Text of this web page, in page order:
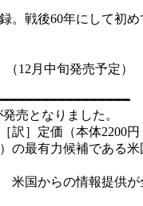
。戦後60年にして初
12月中旬発売予定）
発売となりました。
訳］定価（本体2200円
の最有力候補である
米国からの情報提供が